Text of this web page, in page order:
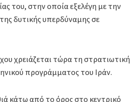
του, στην οποία εξελέγη με την
δυτικής υπερδύναμης σε
χρειάζεται τώρα τη στρατιωτική
προγράμματος του Ιράν.
κάτω από το όρος στο κεντρικό